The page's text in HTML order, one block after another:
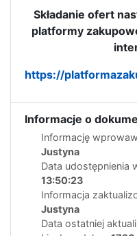
Składanie ofert
platformy
https://
Informacje o
Informację
Justyna
Data udostępnienia
13:50:23
Informacja
Justyna
Data ostatniej